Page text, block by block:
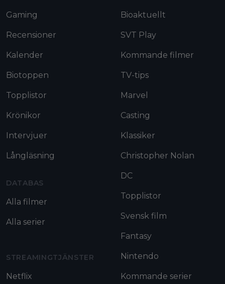
Gaming
Recensioner
Kalender
Biotoppen
Topplistor
Krönikor
Intervjuer
Långläsning
DATABAS
Alla filmer
Alla serier
STREAMINGTJÄNSTER
Netflix
Bioaktuellt
SVT Play
Kommande filmer
TV-tips
Marvel
Casting
Klassiker
Christopher Nolan
DC
Topplistor
Svensk film
Fantasy
Nintendo
Kommande serier